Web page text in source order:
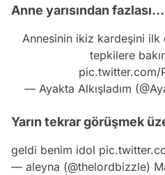
Anne yarısından fazlası...
Annesinin ikiz kardeşini
tepkilere
pic.twitter.com/
— Ayakta Alkışladım
Yarın tekrar görüşmek
geldi benim idol
— ‎aleyna (@thelordbizzle)